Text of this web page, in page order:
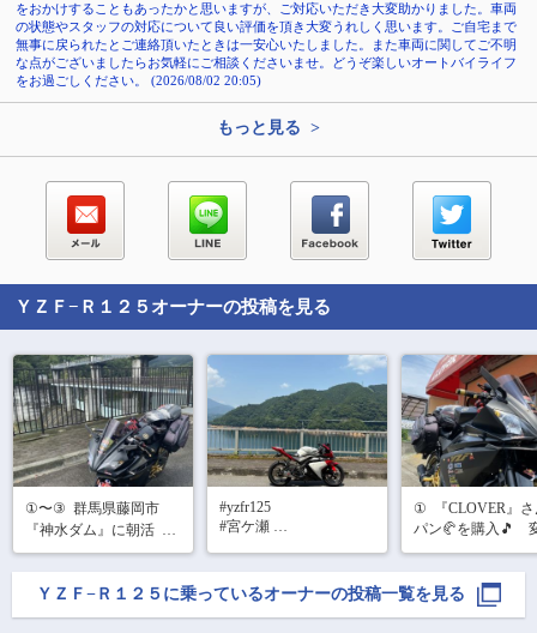
をおかけすることもあったかと思いますが、ご対応いただき大変助かりました。車両
の状態やスタッフの対応について良い評価を頂き大変うれしく思います。ご自宅まで
無事に戻られたとご連絡頂いたときは一安心いたしました。また車両に関してご不明
な点がございましたらお気軽にご相談くださいませ。どうぞ楽しいオートバイライフ
をお過ごしください。 (2026/08/02 20:05)
もっと見る >
ＹＺＦ−Ｒ１２５ オーナーの投稿を見る
①〜③  群馬県藤岡市
『神水ダム』に朝活  🏍️
=3=3
霧雨が途中降ってき
て、カッパ置いてきた
#yzfr125
#宮ケ瀬
#鳥居原ふれあいの館駐
①  『CLOVER』
パン🥐を購入🎵　
らぬ美味しさと笑
接客！　ご馳走様
😋
ＹＺＦ−Ｒ１２５ に乗っているオーナーの投稿一覧を見る